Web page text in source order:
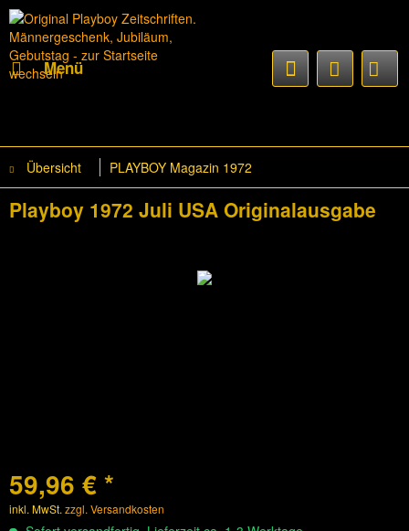
Menü
Übersicht PLAYBOY Magazin 1972
Playboy 1972 Juli USA Originalausgabe
59,96 € *
inkl. MwSt. zzgl. Versandkosten